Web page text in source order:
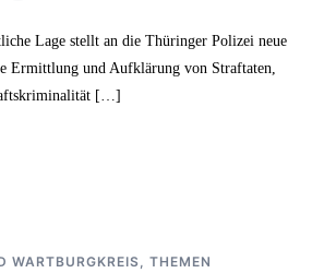
Lage stellt an die Thüringer Polizei neue
Ermittlung und Aufklärung von Straftaten,
[…]
WARTBURGKREIS THEMEN